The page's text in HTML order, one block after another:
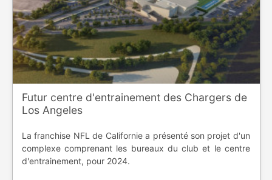
Futur centre d'entrainement des Chargers de
Los Angeles
La franchise NFL de Californie a présenté son projet d'un
complexe comprenant les bureaux du club et le centre
d'entrainement, pour 2024.